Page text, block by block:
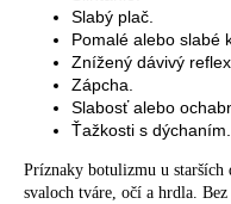
Slabý plač.
Pomalé alebo slabé
Znížený dávivý
Zápcha.
Slabosť alebo
Ťažkosti s dýchaním.
Príznaky botulizmu u starších
svaloch tváre, očí a hrdla.